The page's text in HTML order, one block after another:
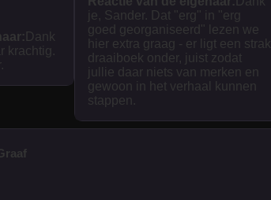
Dank
krachtig.
je, Sander. Dat "erg" in "erg
goed georganiseerd" lezen we
hier extra graag - er ligt een strak
draaiboek onder, juist zodat
jullie daar niets van merken en
gewoon in het verhaal kunnen
stappen.